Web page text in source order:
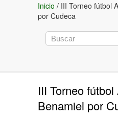
Inicio / III Torneo fútbol
por Cudeca
III Torneo
Benamiel por